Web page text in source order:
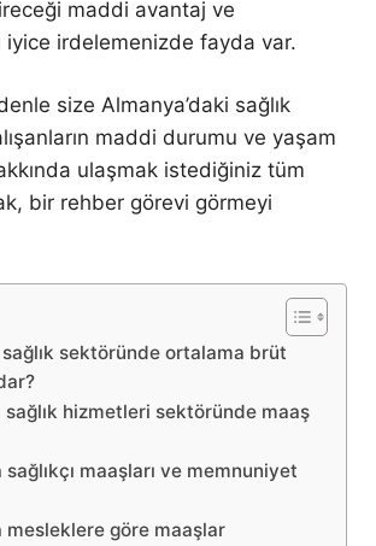
maddi avantaj ve
iyice irdelemenizde fayda var.
size Almanya’daki sağlık
maddi durumu ve yaşam
ulaşmak istediğiniz tüm
bir rehber görevi görmeyi
sağlık sektöründe ortalama brüt
sağlık hizmetleri sektöründe maaş
sağlıkçı maaşları ve memnuniyet
mesleklere göre maaşlar